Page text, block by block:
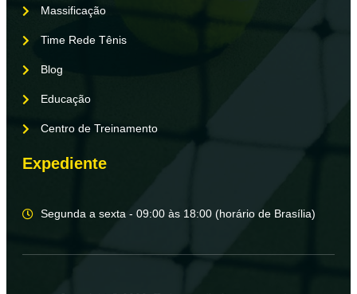
Massificação
Time Rede Tênis
Blog
Educação
Centro de Treinamento
Expediente
Segunda a sexta - 09:00 às 18:00 (horário de Brasília)